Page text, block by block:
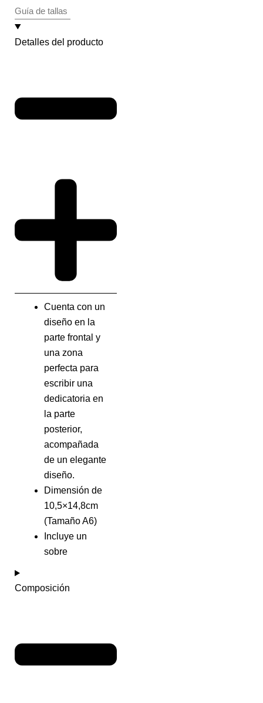
Guía de tallas
Detalles del producto
Cuenta con un
diseño en la
parte frontal y
una zona
perfecta para
escribir una
dedicatoria en
la parte
posterior,
acompañada
de un elegante
diseño.
Dimensión de
10,5×14,8cm
(Tamaño A6)
Incluye un
sobre
Composición